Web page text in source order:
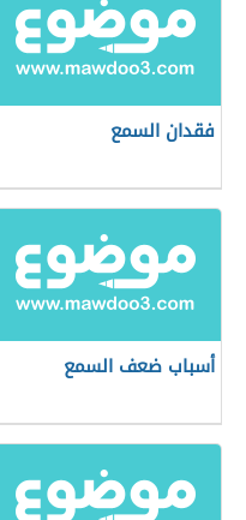
فقدان السمع
أسباب ضعف السمع